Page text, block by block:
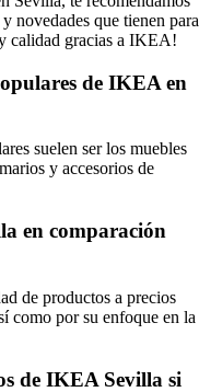
novedades que tienen para
calidad gracias a IKEA!
de IKEA en
suelen ser los muebles
y accesorios de
en comparación
de productos a precios
como por su enfoque en la
de IKEA Sevilla si